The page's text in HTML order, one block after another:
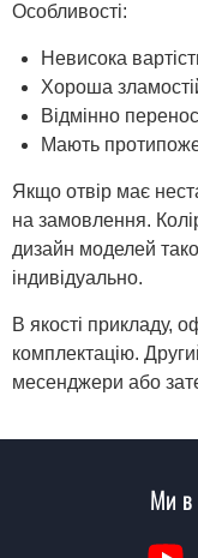
Особливості:
Невисока
Хороша
Відмінно
Мають
Якщо отвір має
на замовлення.
дизайн моделей
індивідуально.
В якості прикладу,
комплектацію.
месенджери або
Ми в